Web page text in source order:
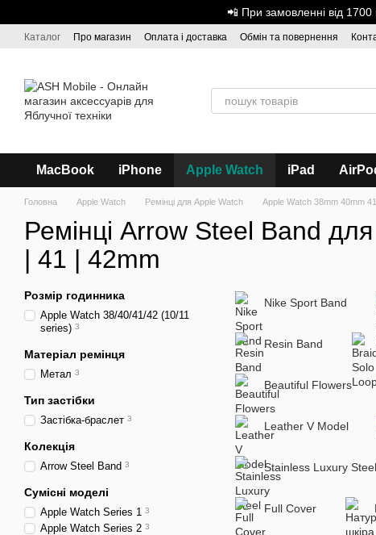
📲 При замовленні від
Каталог Про магазин Оплата і доставка Обмін та повернення
MacBook iPhone Apple Watch iPad
Головна Apple Watch Ремінці для Apple Watch Apple Watch 38mm 40mm
Ремінці Arrow Steel Band
| 41 | 42mm
Nike Sport Band
Resin Band
Beautiful Flowers
Leather V Model
Stainless Luxury Steel
Full Cover
Розмір годинника
Аpple Watch 38/40/41/42 (10/11
series) 3
Матеріал ремінця
Метал 3
Тип застібки
Застібка-браслет 3
Колекція
Arrow Steel Band 3
Сумісні моделі
Apple Watch Series 1 3
Apple Watch Series 2 3